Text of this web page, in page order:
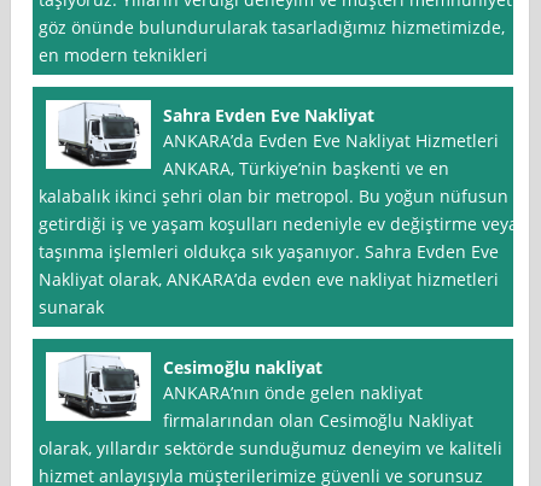
göz önünde bulundurularak tasarladığımız hizmetimizde,
en modern teknikleri
Sahra Evden Eve Nakliyat
ANKARA’da Evden Eve Nakliyat Hizmetleri
ANKARA, Türkiye’nin başkenti ve en
kalabalık ikinci şehri olan bir metropol. Bu yoğun nüfusun
getirdiği iş ve yaşam koşulları nedeniyle ev değiştirme veya
taşınma işlemleri oldukça sık yaşanıyor. Sahra Evden Eve
Nakliyat olarak, ANKARA’da evden eve nakliyat hizmetleri
sunarak
Cesimoğlu nakliyat
ANKARA’nın önde gelen nakliyat
firmalarından olan Cesimoğlu Nakliyat
olarak, yıllardır sektörde sunduğumuz deneyim ve kaliteli
hizmet anlayışıyla müşterilerimize güvenli ve sorunsuz